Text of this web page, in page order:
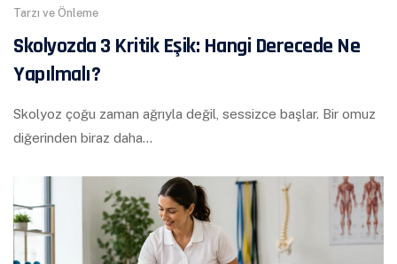
Tarzı ve Önleme
Skolyozda 3 Kritik Eşik: Hangi Derecede Ne
Yapılmalı?
Skolyoz çoğu zaman ağrıyla değil, sessizce başlar. Bir omuz
diğerinden biraz daha…